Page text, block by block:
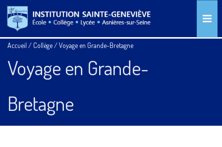
Accueil / Collège/Voyage en Grande-Bretagne
Voyage en Grande-
Bretagne